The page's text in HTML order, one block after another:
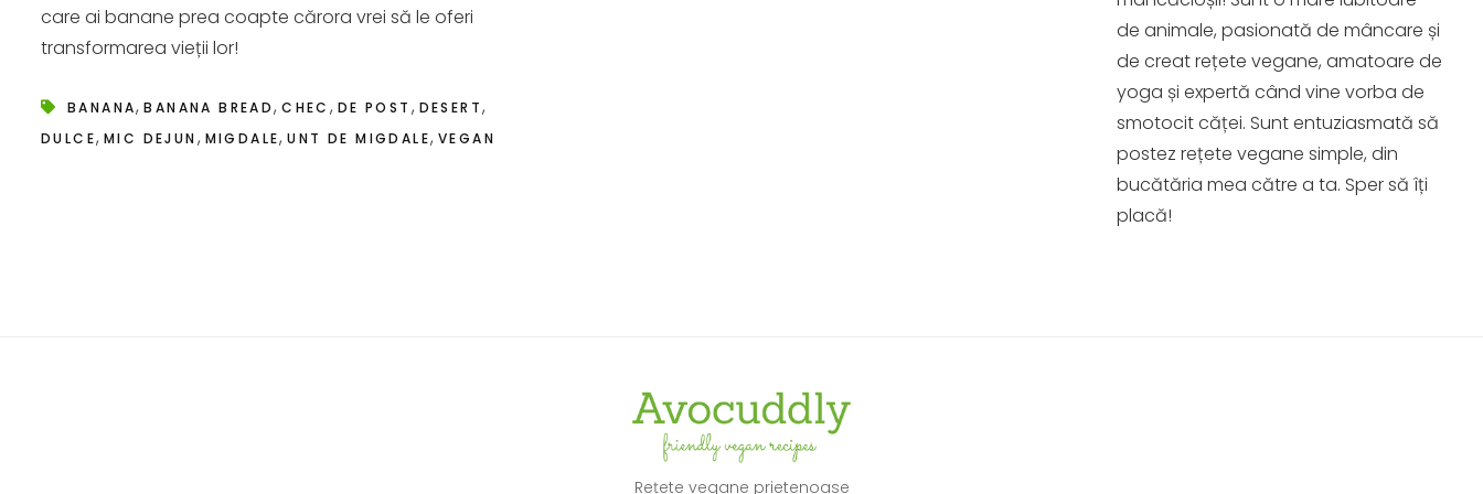
care ai banane prea coapte cărora vrei să le oferi
transformarea vieții lor!
BANANA,BANANA BREAD,CHEC , DE POST , DESERT,
DULCE, MIC DEJUN , MIGDALE,UNT DE MIGDALE,VEGAN
de animale, pasionată de mâncare și
de creat rețete vegane, amatoare de
yoga și expertă când vine vorba de
smotocit căței. Sunt entuziasmată să
postez rețete vegane simple, din
bucătăria mea către a ta. Sper să îți
placă!
Rețete vegane prietenoase